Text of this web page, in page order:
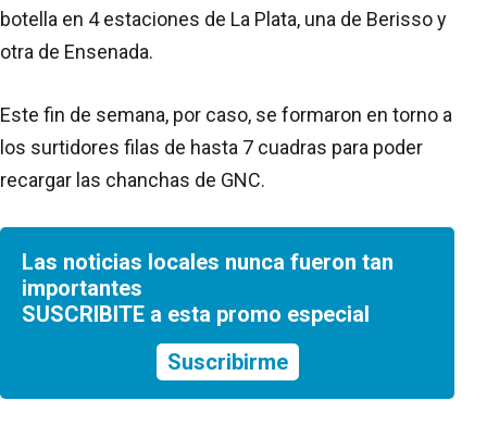
botella en 4 estaciones de La Plata, una de Berisso y
otra de Ensenada.
Este fin de semana, por caso, se formaron en torno a
los surtidores filas de hasta 7 cuadras para poder
recargar las chanchas de GNC.
Las noticias locales nunca fueron tan
importantes
SUSCRIBITE a esta promo especial
Suscribirme